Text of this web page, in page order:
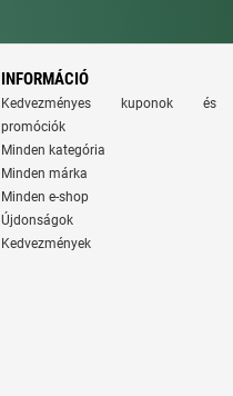
INFORMÁCIÓ
Kedvezményes kuponok és
promóciók
Minden kategória
Minden márka
Minden e-shop
Újdonságok
Kedvezmények